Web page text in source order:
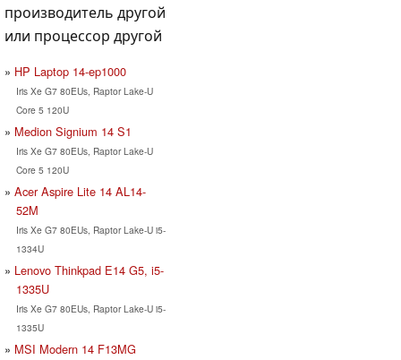
производитель другой
или процессор другой
HP Laptop 14-ep1000
Iris Xe G7 80EUs, Raptor Lake-U
Core 5 120U
Medion Signium 14 S1
Iris Xe G7 80EUs, Raptor Lake-U
Core 5 120U
Acer Aspire Lite 14 AL14-
52M
Iris Xe G7 80EUs, Raptor Lake-U i5-
1334U
Lenovo Thinkpad E14 G5, i5-
1335U
Iris Xe G7 80EUs, Raptor Lake-U i5-
1335U
MSI Modern 14 F13MG